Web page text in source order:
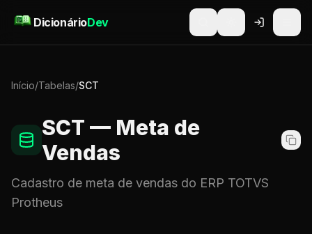
DicionárioDev
Início/Tabelas/SCT
SCT — Meta de
Vendas
Cadastro de meta de vendas do ERP TOTVS
Protheus